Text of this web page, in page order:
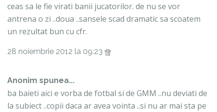
ceas sa le fie virati banii jucatorilor. de nu se vor
antrena o zi ..doua ..sansele scad dramatic sa scoatem
un rezultat bun cu cfr.
28 noiembrie 2012 la 09:23
Anonim spunea...
ba baieti aici e vorba de fotbal si de GMM ..nu deviati de
la subiect ..copii daca ar avea vointa ..si nu ar mai sta pe